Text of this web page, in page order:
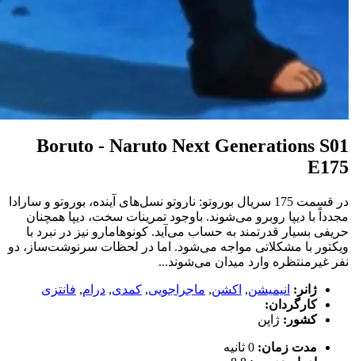
Boruto - Naruto Next Generations S01
E175
در قسمت 175 سریال بوروتو: ناروتو نسل‌های آینده، بوروتو و سارادا
مجدداً با دیپا روبرو می‌شوند. باوجود تمرینات سخت، دیپا همچنان
حریفی بسیار قدرتمند به حساب می‌آید. کونوهامارو نیز در نبرد با
ویکتور با مشکلاتی مواجه می‌شود. اما در لحظات سرنوشت‌ساز، دو
نفر غیرمنتظره وارد میدان می‌شوند...
ژانر: انیمیشن, اکشن, ماجراجویی, کمدی, درام, فانتزی
کارگردان:
کشور: ژاپن
مدت زمان: 0 ثانیه